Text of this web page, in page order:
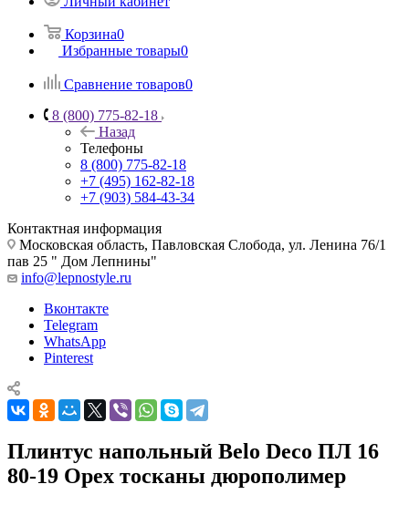
Корзина0
Избранные товары0
Сравнение товаров0
8 (800) 775-82-18
Назад
Телефоны
8 (800) 775-82-18
+7 (495) 162-82-18
+7 (903) 584-43-34
Контактная информация
Московская область, Павловская Слобода, ул. Ленина 76/1
пав 25 " Дом Лепнины"
info@lepnostyle.ru
Вконтакте
Telegram
WhatsApp
Pinterest
Плинтус напольный Belo Deco ПЛ 16
80-19 Орех тосканы дюрополимер